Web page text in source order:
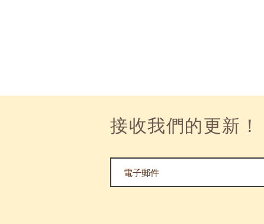
接收我們的更新！